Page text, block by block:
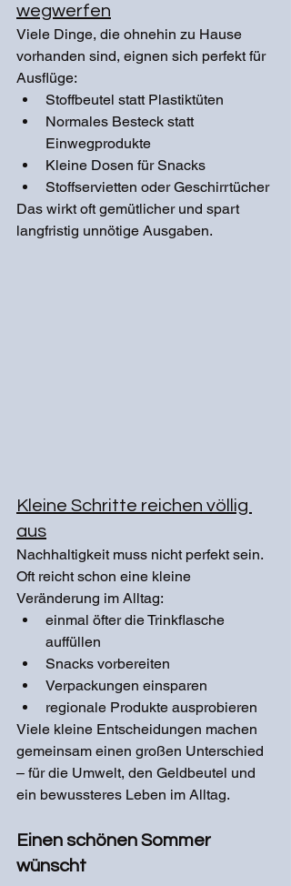
wegwerfen
Viele Dinge, die ohnehin zu Hause
vorhanden sind, eignen sich perfekt für
Ausflüge:
Stoffbeutel statt Plastiktüten
Normales Besteck statt
Einwegprodukte
Kleine Dosen für Snacks
Stoffservietten oder Geschirrtücher
Das wirkt oft gemütlicher und spart
langfristig unnötige Ausgaben.
Kleine Schritte reichen völlig
aus
Nachhaltigkeit muss nicht perfekt sein.
Oft reicht schon eine kleine
Veränderung im Alltag:
einmal öfter die Trinkflasche
auffüllen
Snacks vorbereiten
Verpackungen einsparen
regionale Produkte ausprobieren
Viele kleine Entscheidungen machen
gemeinsam einen großen Unterschied
– für die Umwelt, den Geldbeutel und
ein bewussteres Leben im Alltag.
Einen schönen Sommer
wünscht